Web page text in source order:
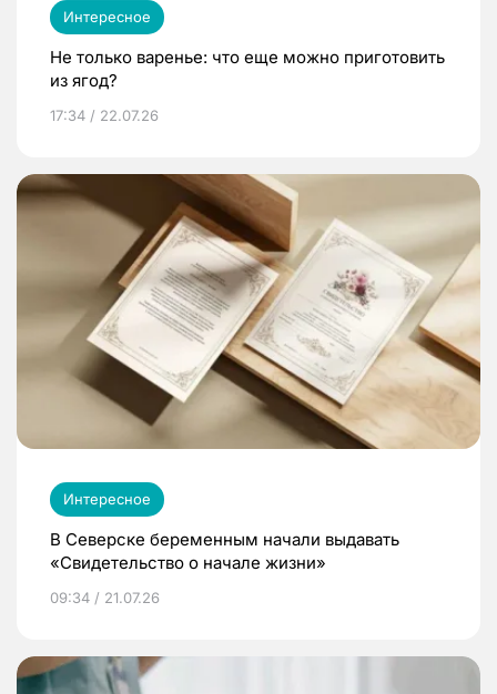
Интересное
Не только варенье: что еще можно приготовить
из ягод?
17:34 / 22.07.26
Интересное
В Северске беременным начали выдавать
«Свидетельство о начале жизни»
09:34 / 21.07.26